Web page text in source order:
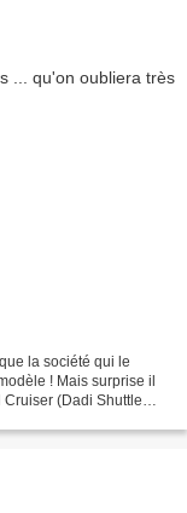
la société qui le
! Mais surprise il
Cruiser (Dadi Shuttle